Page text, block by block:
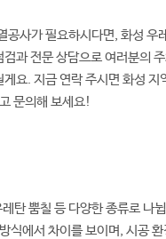
공사가 필요하시다면, 화성 우
과 전문 상담으로 여러분의
요. 지금 연락 주시면 화성 지
문의해 보세요!
탄 뿜칠 등 다양한 종류로 나뉩
식에서 차이를 보이며, 시공 환